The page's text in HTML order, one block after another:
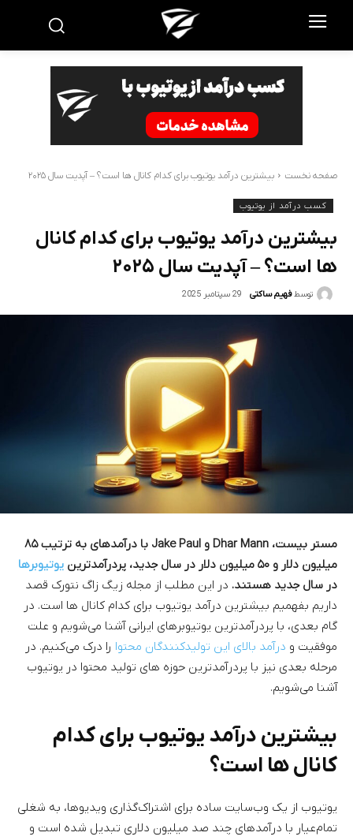
صفحه نخست بیشترین درآمد یوتیوب برای کدام کانال ها است؟ – آپدیت سال ۲۰۲۵
کسب درآمد از یوتیوب
بیشترین درآمد یوتیوب برای کدام کانال
ها است؟ – آپدیت سال ۲۰۲۵
توسط فهیم ساکتی 29 سپتامبر 2025
مستر بیست، Dhar Mann و Jake Paul با درآمد‌های به ترتیب ۸۵
میلیون دلار و ۵۰ میلیون دلار در سال جدید، پردرآمدترین
یوتیوبر‌ها
در سال جدید هستند. در این مطلب از مجله زیگ زاگ نتورک قصد
داریم بفهمیم بیشترین درآمد یوتیوب برای کدام کانال ها است. در
گام بعدی، با پردرآمدترین یوتیوبر‌های ایرانی آشنا می‌شویم و علت
موفقیت و درآمد بالای این تولیدکنندگان محتوا را درک می‌کنیم. در
مرحله بعدی نیز با پردرآمدترین حوزه های تولید محتوا در یوتیوب
آشنا می‌شویم.
بیشترین درآمد یوتیوب برای کدام
کانال ها است؟
یوتیوب از یک وب‌سایت ساده برای اشتراک‌گذاری ویدیو‌ها، به شغلی
تمام‌عیار با درآمد‌‌های چند صد میلیون دلاری تبدیل شده است و